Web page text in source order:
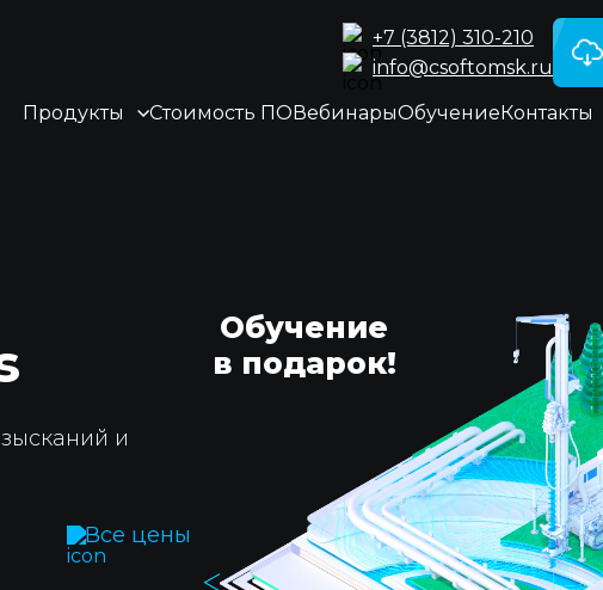
+7 (3812) 310-210
info@csoftomsk.ru
Продукты Стоимость ПОВебинарыОбучениеКонтакты
Обучение
в подарок!
и
Все цены